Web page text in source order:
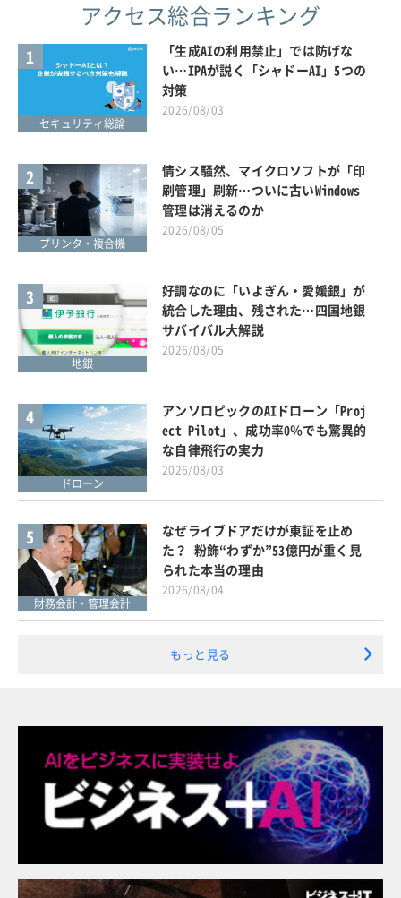
アクセス総合ランキング
1
セキュリティ総論
「生成AIの利用禁止」では防げな
い…IPAが説く「シャドーAI」5つの
対策
2026/08/03
2
プリンタ・複合機
情シス騒然、マイクロソフトが「印
刷管理」刷新…ついに古いWindows
管理は消えるのか
2026/08/05
3
地銀
好調なのに「いよぎん・愛媛銀」が
統合した理由、残された…四国地銀
サバイバル大解説
2026/08/05
4
ドローン
アンソロピックのAIドローン「Proj
ect Pilot」、成功率0％でも驚異的
な自律飛行の実力
2026/08/03
5
財務会計・管理会計
なぜライブドアだけが東証を止め
た？ 粉飾“わずか”53億円が重く見
られた本当の理由
2026/08/04
もっと見る